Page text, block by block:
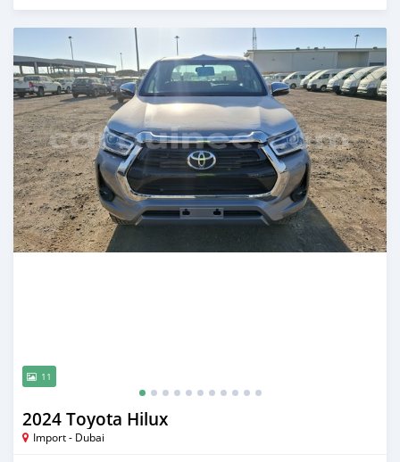
Publié il y a 6 mois
11
2024 Toyota Hilux
Import - Dubai